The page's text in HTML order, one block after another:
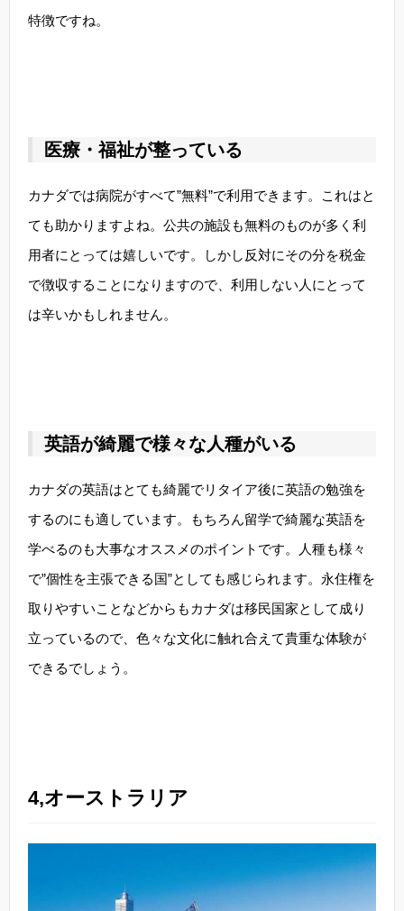
特徴ですね。
医療・福祉が整っている
カナダでは病院がすべて”無料”で利用できます。これはと
ても助かりますよね。公共の施設も無料のものが多く利
用者にとっては嬉しいです。しかし反対にその分を税金
で徴収することになりますので、利用しない人にとって
は辛いかもしれません。
英語が綺麗で様々な人種がいる
カナダの英語はとても綺麗でリタイア後に英語の勉強を
するのにも適しています。もちろん留学で綺麗な英語を
学べるのも大事なオススメのポイントです。人種も様々
で”個性を主張できる国”としても感じられます。永住権を
取りやすいことなどからもカナダは移民国家として成り
立っているので、色々な文化に触れ合えて貴重な体験が
できるでしょう。
4,オーストラリア